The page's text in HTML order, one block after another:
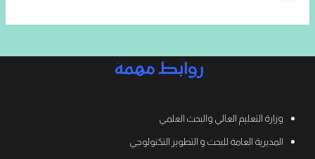
روابط مهمة
وزارة التعليم العالي والبحث العلمي
المديرية العامة للبحث و التطوير التكنولوجي